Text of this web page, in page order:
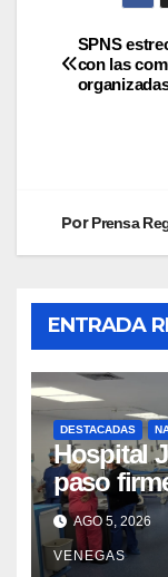
SPNS
con las
PorPrensa
ENTRADA
DESTACADAS
Hospital
paso
tras los
sísmicos
AGO 5, 2026
VENEGAS